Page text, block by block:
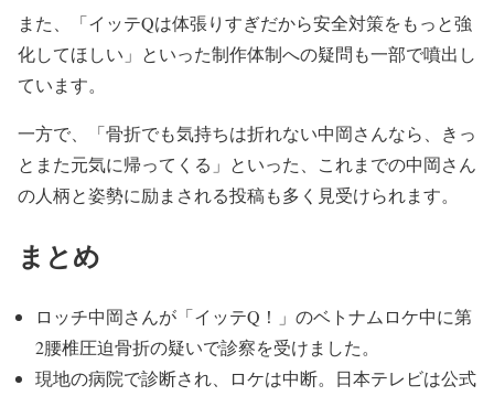
また、「イッテQは体張りすぎだから安全対策をもっと強
化してほしい」 といった制作体制への疑問も一部で噴出し
ています。
一方で、「骨折でも気持ちは折れない中岡さんなら、 きっ
とまた元気に帰ってくる」といった、 これまでの中岡さん
の人柄と姿勢に励まされる投稿も多く見受けられます。
まとめ
ロッチ中岡さんが「イッテQ！」 のベトナムロケ中に第
2腰椎圧迫骨折の疑いで診察を受けました。
現地の病院で診断され、ロケは中断。 日本テレビは公式